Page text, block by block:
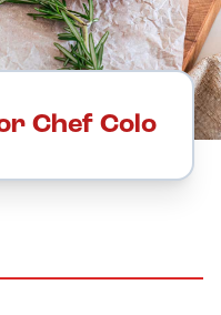
Chef Colo